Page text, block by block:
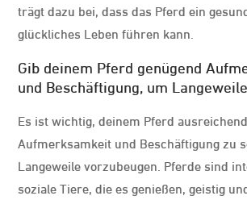
trägt dazu bei, dass das Pferd ein
glückliches Leben führen kann.
Gib deinem Pferd genügend
und Beschäftigung, um
Es ist wichtig, deinem Pferd ausreichend
Aufmerksamkeit und Beschäftigung zu
Langeweile vorzubeugen. Pferde sind
soziale Tiere, die es genießen, geistig